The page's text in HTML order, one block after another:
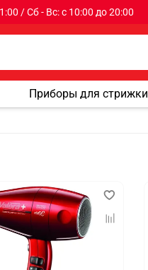
/ Сб - Вс: с 10:00 до 20:00
Приборы для стрижки